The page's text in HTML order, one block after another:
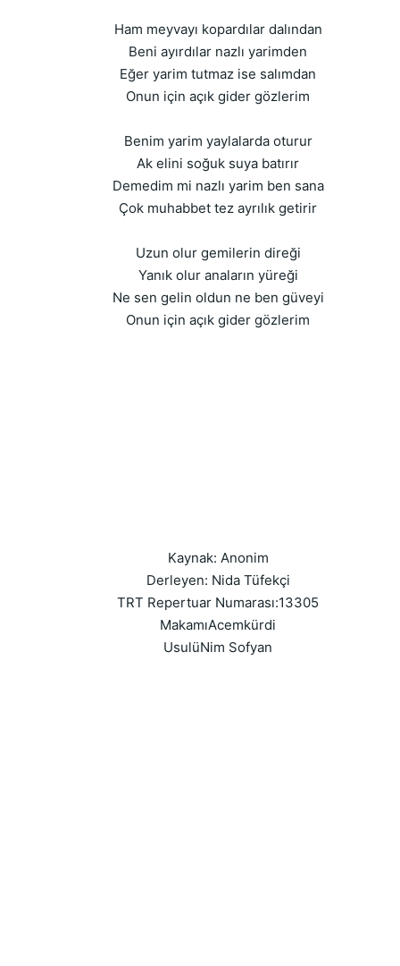
Ham meyvayı kopardılar dalından
Beni ayırdılar nazlı yarimden
Eğer yarim tutmaz ise salımdan
Onun için açık gider gözlerim
Benim yarim yaylalarda oturur
Ak elini soğuk suya batırır
Demedim mi nazlı yarim ben sana
Çok muhabbet tez ayrılık getirir
Uzun olur gemilerin direği
Yanık olur anaların yüreği
Ne sen gelin oldun ne ben güveyi
Onun için açık gider gözlerim
Kaynak: Anonim
Derleyen: Nida Tüfekçi
TRT Repertuar Numarası:13305
MakamıAcemkürdi
UsulüNim Sofyan